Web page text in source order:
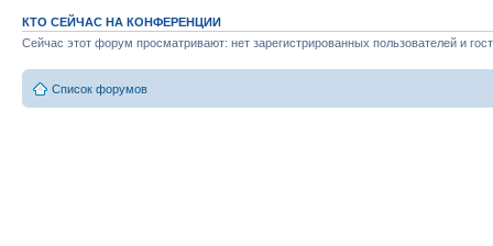
КТО СЕЙЧАС НА КОНФЕРЕНЦИИ
Сейчас этот форум просматривают: нет зарегистрированных пользователей и
Список форумов